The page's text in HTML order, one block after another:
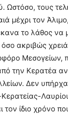
τους
μέχρι τον
το λάθος
ακριβώς
Μεσογείων,
την Κερατέα
Δεν
τον ίδιο χρόνο